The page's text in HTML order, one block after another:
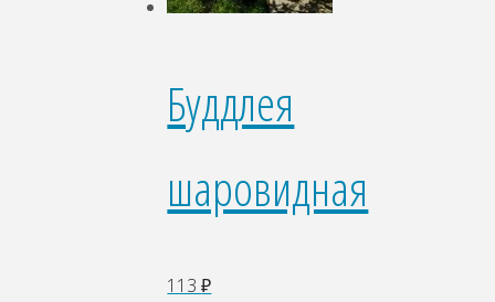
Буддлея
шаровидная
113₽